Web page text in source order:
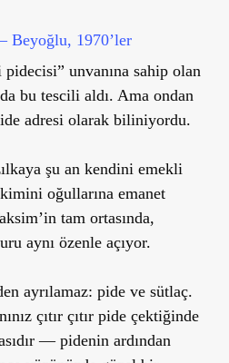
Beyoğlu, 1970’ler
unvanına sahip olan
bu tescili aldı. Ama ondan
adresi olarak biliniyordu.
şu an kendini emekli
oğullarına emanet
tam ortasında,
aynı özenle açıyor.
ayrılamaz: pide ve sütlaç.
çıtır çıtır pide çektiğinde
— pidenin ardından